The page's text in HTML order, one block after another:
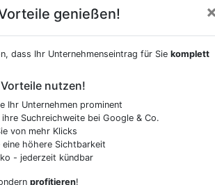
odere besondere Services, die
abheben.
Kirchenstraße 10-12inBad Hall
genießen!
dass Ihr Unternehmenseintrag für Sie komplett
nutzen!
Ihr Unternehmen prominent
ihre Suchreichweite bei Google & Co.
von mehr Klicks
eine höhere Sichtbarkeit
- jederzeit kündbar
profitieren!